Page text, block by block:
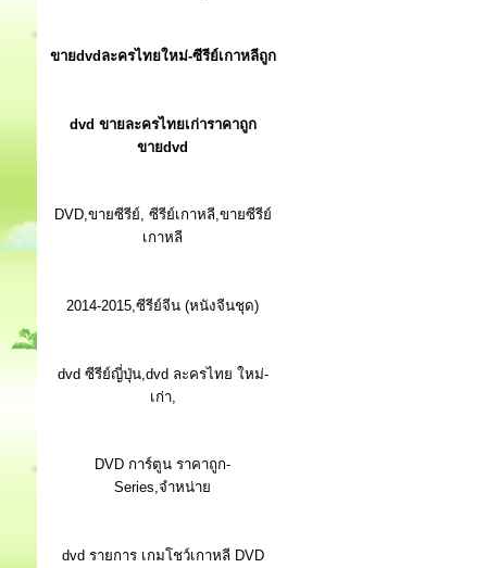
ขายdvdละครไทยใหม่-ซีรีย์เกาหลีถูก
dvd ขายละครไทยเก่าราคาถูก
ขายdvd
DVD,ขายซีรีย์, ซีรีย์เกาหลี,ขายซีรีย์
เกาหลี
2014-2015,ซีรีย์จีน (หนังจีนชุด)
dvd ซีรีย์ญี่ปุ่น,dvd ละครไทย ใหม่-
เก่า,
DVD การ์ตูน ราคาถูก-
Series,จำหน่าย
dvd รายการ เกมโชว์เกาหลี DVD